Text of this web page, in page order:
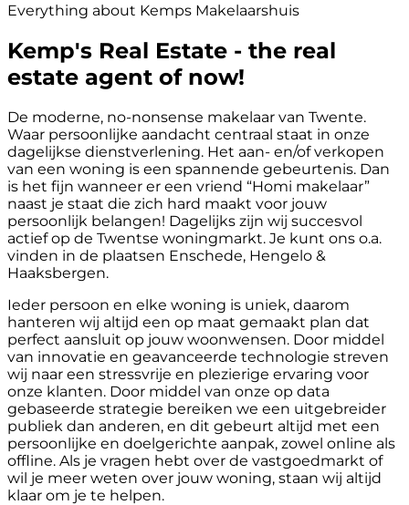
Everything about Kemps Makelaarshuis
Kemp's Real Estate - the real
estate agent of now!
De moderne, no-nonsense makelaar van Twente.
Waar persoonlijke aandacht centraal staat in onze
dagelijkse dienstverlening. Het aan- en/of verkopen
van een woning is een spannende gebeurtenis. Dan
is het fijn wanneer er een vriend “Homi makelaar”
naast je staat die zich hard maakt voor jouw
persoonlijk belangen! Dagelijks zijn wij succesvol
actief op de Twentse woningmarkt. Je kunt ons o.a.
vinden in de plaatsen Enschede, Hengelo &
Haaksbergen.
Ieder persoon en elke woning is uniek, daarom
hanteren wij altijd een op maat gemaakt plan dat
perfect aansluit op jouw woonwensen. Door middel
van innovatie en geavanceerde technologie streven
wij naar een stressvrije en plezierige ervaring voor
onze klanten. Door middel van onze op data
gebaseerde strategie bereiken we een uitgebreider
publiek dan anderen, en dit gebeurt altijd met een
persoonlijke en doelgerichte aanpak, zowel online als
offline. Als je vragen hebt over de vastgoedmarkt of
wil je meer weten over jouw woning, staan wij altijd
klaar om je te helpen.